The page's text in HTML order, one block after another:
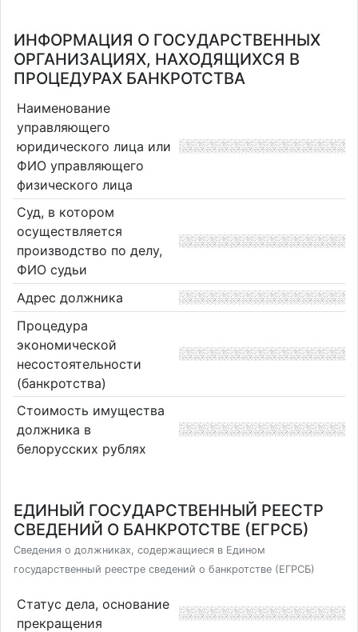
ИНФОРМАЦИЯ О ГОСУДАРСТВЕННЫХ
ОРГАНИЗАЦИЯХ, НАХОДЯЩИХСЯ В
ПРОЦЕДУРАХ БАНКРОТСТВА
Наименование
управляющего
юридического лица или
ФИО управляющего
физического лица
Суд, в котором
осуществляется
производство по делу,
ФИО судьи
Адрес должника
Процедура
экономической
несостоятельности
(банкротства)
Стоимость имущества
должника в
белорусских рублях
ЕДИНЫЙ ГОСУДАРСТВЕННЫЙ РЕЕСТР
СВЕДЕНИЙ О БАНКРОТСТВЕ (ЕГРСБ)
Сведения о должниках, содержащиеся в Едином
государственный реестре сведений о банкротстве (ЕГРСБ)
Статус дела, основание
прекращения